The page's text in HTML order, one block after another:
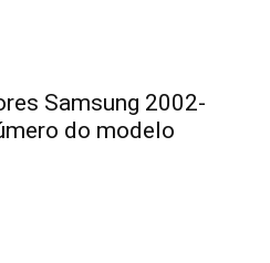
Samsung 2002-
do modelo